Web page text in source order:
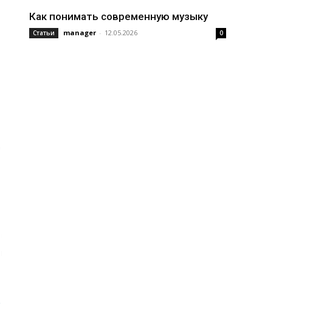
Как понимать современную музыку
Статьи manager - 12.05.2026 0